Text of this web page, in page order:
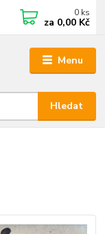
Menu
Hledat
0 ks
za 0,00 Kč